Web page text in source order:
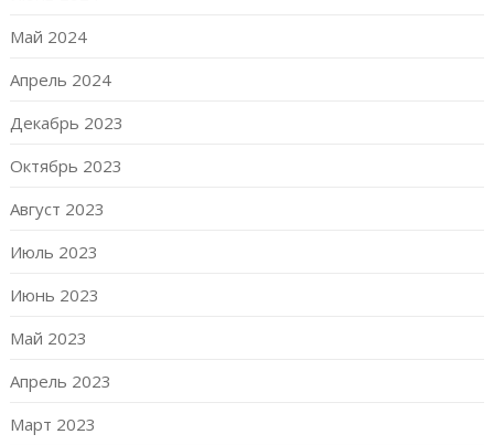
Май 2024
Апрель 2024
Декабрь 2023
Октябрь 2023
Август 2023
Июль 2023
Июнь 2023
Май 2023
Апрель 2023
Март 2023